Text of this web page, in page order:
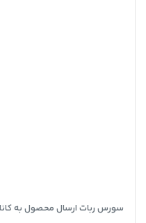
سورس ربات ارسال محصول به